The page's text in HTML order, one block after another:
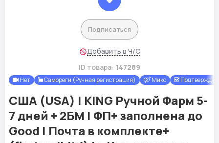
Подписаться
Добавить в Ч/С
ID товара: 147289
Нет Самореги (Ручная регистрация) Микс
США (USA) | KING Ручной Фарм 5-
7 дней + 2БМ | ФП+ заполнена до
Good | Почта в комплекте+